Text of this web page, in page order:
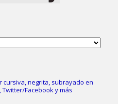
cursiva, negrita, subrayado en
Twitter/Facebook y más